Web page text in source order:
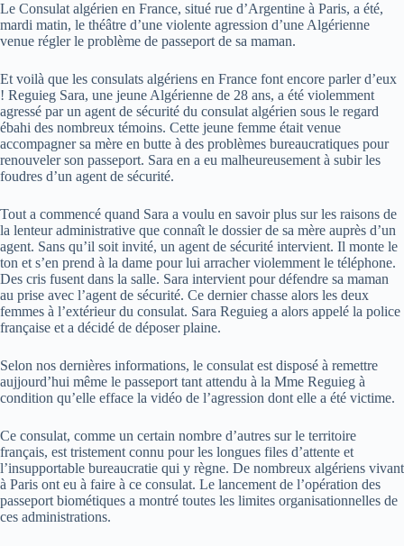
Le Consulat algérien en France, situé rue d’Argentine à Paris, a été,
mardi matin, le théâtre d’une violente agression d’une Algérienne
venue régler le problème de passeport de sa maman.
Et voilà que les consulats algériens en France font encore parler d’eux
! Reguieg Sara, une jeune Algérienne de 28 ans, a été violemment
agressé par un agent de sécurité du consulat algérien sous le regard
ébahi des nombreux témoins. Cette jeune femme était venue
accompagner sa mère en butte à des problèmes bureaucratiques pour
renouveler son passeport. Sara en a eu malheureusement à subir les
foudres d’un agent de sécurité.
Tout a commencé quand Sara a voulu en savoir plus sur les raisons de
la lenteur administrative que connaît le dossier de sa mère auprès d’un
agent. Sans qu’il soit invité, un agent de sécurité intervient. Il monte le
ton et s’en prend à la dame pour lui arracher violemment le téléphone.
Des cris fusent dans la salle. Sara intervient pour défendre sa maman
au prise avec l’agent de sécurité. Ce dernier chasse alors les deux
femmes à l’extérieur du consulat. Sara Reguieg a alors appelé la police
française et a décidé de déposer plaine.
Selon nos dernières informations, le consulat est disposé à remettre
aujjourd’hui même le passeport tant attendu à la Mme Reguieg à
condition qu’elle efface la vidéo de l’agression dont elle a été victime.
Ce consulat, comme un certain nombre d’autres sur le territoire
français, est tristement connu pour les longues files d’attente et
l’insupportable bureaucratie qui y règne. De nombreux algériens vivant
à Paris ont eu à faire à ce consulat. Le lancement de l’opération des
passeport biométiques a montré toutes les limites organisationnelles de
ces administrations.